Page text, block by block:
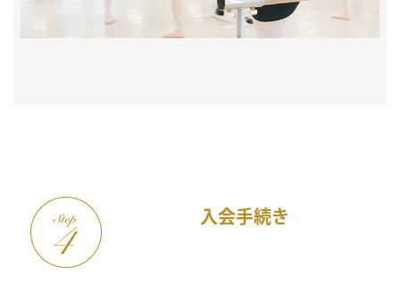
入会手続き